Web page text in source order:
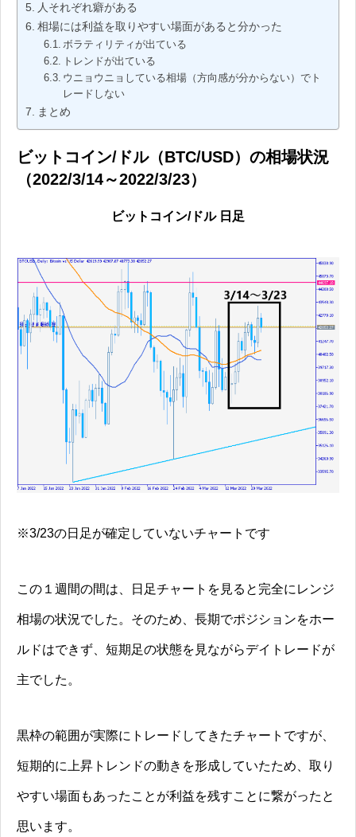
人それぞれ癖がある
相場には利益を取りやすい場面があると分かった
ボラティリティが出ている
トレンドが出ている
ウニョウニョしている相場（方向感が分からない）でト
レードしない
まとめ
ビットコイン/ドル（BTC/USD）の相場状況
（2022/3/14～2022/3/23）
ビットコイン/ドル 日足
※3/23の日足が確定していないチャートです
この１週間の間は、日足チャートを見ると完全にレンジ
相場の状況でした。そのため、長期でポジションをホー
ルドはできず、短期足の状態を見ながらデイトレードが
主でした。
黒枠の範囲が実際にトレードしてきたチャートですが、
短期的に上昇トレンドの動きを形成していたため、取り
やすい場面もあったことが利益を残すことに繋がったと
思います。